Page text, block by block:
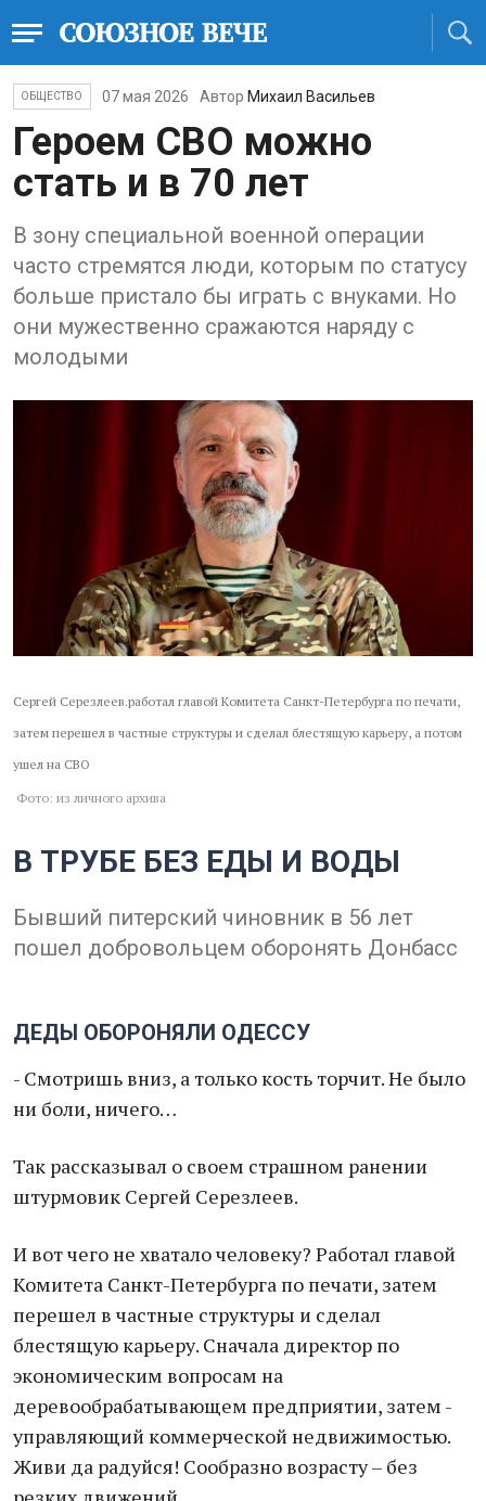
ОБЩЕСТВО 07 мая 2026 Автор Михаил Васильев
Героем СВО можно
стать и в 70 лет
В зону специальной военной операции
часто стремятся люди, которым по статусу
больше пристало бы играть с внуками. Но
они мужественно сражаются наряду с
молодыми
Сергей Серезлеев.работал главой Комитета Санкт-Петербурга по печати,
затем перешел в частные структуры и сделал блестящую карьеру, а потом
ушел на СВО
Фото: из личного архива
В ТРУБЕ БЕЗ ЕДЫ И ВОДЫ
Бывший питерский чиновник в 56 лет
пошел добровольцем оборонять Донбасс
ДЕДЫ ОБОРОНЯЛИ ОДЕССУ
- Смотришь вниз, а только кость торчит. Не было
ни боли, ничего…
Так рассказывал о своем страшном ранении
штурмовик Сергей Серезлеев.
И вот чего не хватало человеку? Работал главой
Комитета Санкт-Петербурга по печати, затем
перешел в частные структуры и сделал
блестящую карьеру. Сначала директор по
экономическим вопросам на
деревообрабатывающем предприятии, затем -
управляющий коммерческой недвижимостью.
Живи да радуйся! Сообразно возрасту – без